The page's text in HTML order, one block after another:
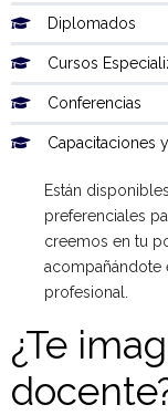
Diplomados
Cursos
Conferencias
Capacitaciones
Están
preferenciales
creemos en tu
acompañándote
profesional.
¿Te